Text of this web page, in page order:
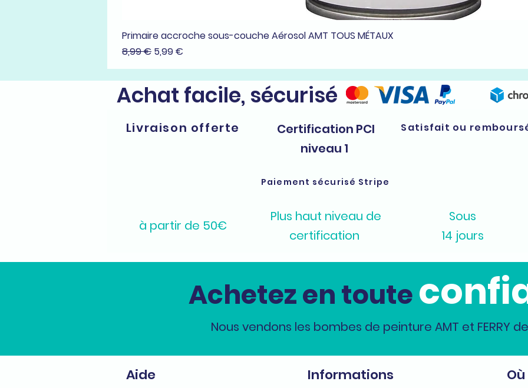
Aperçu rapide
Primaire accroche sous-couche Aérosol AMT TOUS MÉTAUX
Prix original
8,99 € Prix promotionnel
5,99 €
Achat facile, sécurisé
à partir de 50€
Livraison offerte
Certification PCI
niveau 1
Plus haut niveau de
certification
Paiement sécurisé Stripe
Sous
14 jours
Satisfait ou
Achetez en toute
Nous vendons les bombes de peinture AMT et FERRY
Aide Informations